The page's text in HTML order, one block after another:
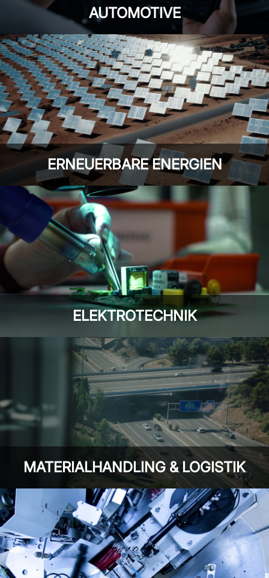
AUTOMOTIVE
ERNEUERBARE ENERGIEN
ELEKTROTECHNIK
MATERIALHANDLING & LOGISTIK